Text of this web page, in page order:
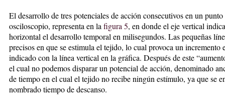
El desarrollo de tres potenciales de acción consecutivos en un
osciloscopio, representa en la figura 5, en donde el eje vertical
horizontal el desarrollo temporal en milisegundos. Las pequeñas
precisos en que se estimula el tejido, lo cual provoca un
indicado con la línea vertical en la gráfica. Después de este
el cual no podemos disparar un potencial de acción, denominado
de tiempo en el cual el tejido no recibe ningún estímulo, ya que se
nombrado tiempo de descanso.